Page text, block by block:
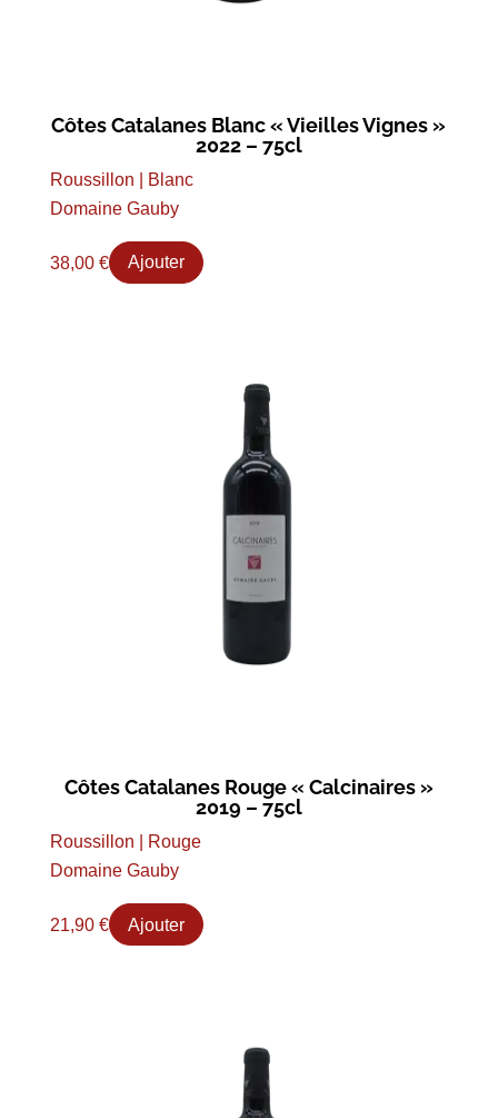
Côtes Catalanes Blanc « Vieilles Vignes »
2022 – 75cl
Roussillon | Blanc
Domaine Gauby
38,00 € Ajouter
Côtes Catalanes Rouge « Calcinaires »
2019 – 75cl
Roussillon | Rouge
Domaine Gauby
21,90 € Ajouter